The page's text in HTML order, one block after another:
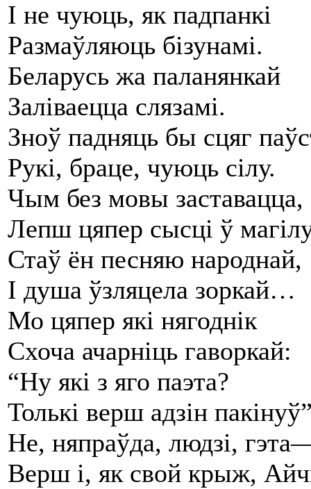
І не чуюць, як падпанкі
Размаўляюць бізунамі.
Беларусь жа паланянкай
Заліваецца слязамі.
Зноў падняць бы сцяг
Рукі, браце, чуюць сілу.
Чым без мовы заставацца,
Лепш цяпер сысці ў
Стаў ён песняю народнай,
І душа ўзляцела зоркай…
Мо цяпер які нягоднік
Схоча ачарніць гаворкай:
“Ну які з яго паэта?
Толькі верш адзін
Не, няпраўда, людзі,
Верш і, як свой крыж,